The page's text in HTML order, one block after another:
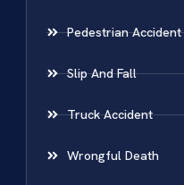
Pedestrian Accident
Slip And Fall
Truck Accident
Wrongful Death